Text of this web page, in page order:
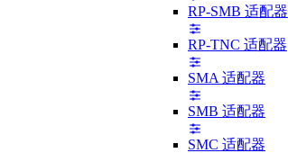
RP-SMB 适配器
RP-TNC 适配器
SMA 适配器
SMB 适配器
SMC 适配器